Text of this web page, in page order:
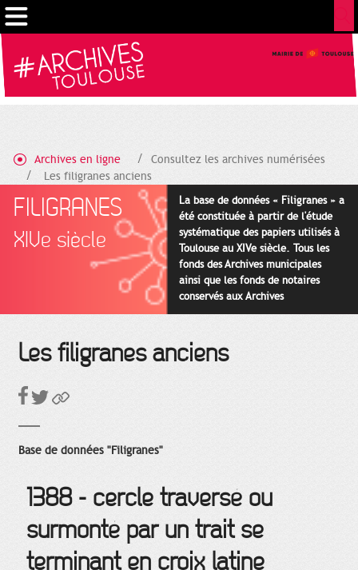
Archives en ligne
Consultez les archives numérisées
Les filigranes anciens
FILIGRANES
XIVe siècle
La base de données « Filigranes » a
été constituée à partir de l'étude
systématique des papiers utilisés à
Toulouse au XIVe siècle. Tous les
fonds des Archives municipales
ainsi que les fonds de notaires
conservés aux Archives
départementales pour cette
Les filigranes anciens
Base de données "Filigranes"
1388 - cercle traversé ou
surmonté par un trait se
terminant en croix latine
Cookies management panel